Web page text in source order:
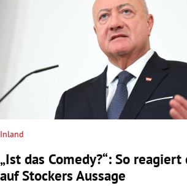
Untermenü
Untermenü
Inland
„Ist das Comedy?“: So reagiert
auf Stockers Aussage